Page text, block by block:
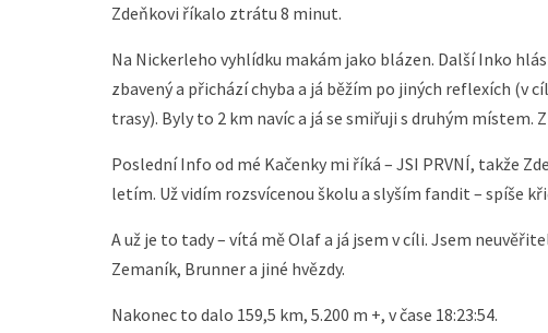
Zdeňkovi říkalo ztrátu 8 minut.
Na Nickerleho vyhlídku makám jako blázen. Další Inko
zbavený a přichází chyba a já běžím po jiných reflexích (v
trasy). Byly to 2 km navíc a já se smiřuji s druhým místem.
Poslední Info od mé Kačenky mi říká – JSI PRVNÍ, takže
letím. Už vidím rozsvícenou školu a slyším fandit – spíše
A už je to tady – vítá mě Olaf a já jsem v cíli. Jsem
Zemaník, Brunner a jiné hvězdy.
Nakonec to dalo 159,5 km, 5.200 m +, v čase 18:23:54.